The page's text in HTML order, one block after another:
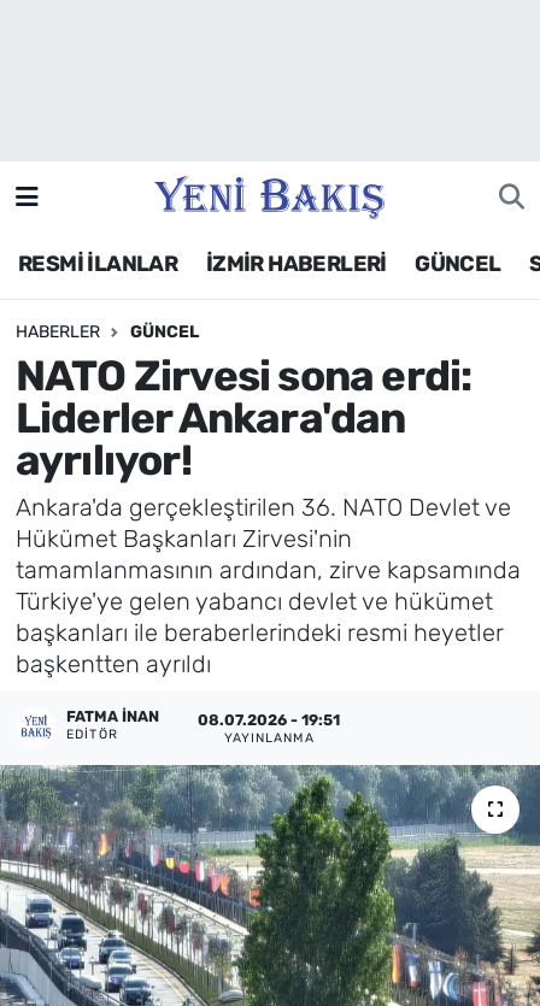
RESMİ İLANLAR İZMİR HABERLERİ GÜNCEL
HABERLER GÜNCEL
NATO Zirvesi sona erdi:
Liderler Ankara'dan
ayrılıyor!
Ankara'da gerçekleştirilen 36. NATO Devlet ve
Hükümet Başkanları Zirvesi'nin
tamamlanmasının ardından, zirve kapsamında
Türkiye'ye gelen yabancı devlet ve hükümet
başkanları ile beraberlerindeki resmi heyetler
başkentten ayrıldı
FATMA İNAN
EDITÖR
08.07.2026 - 19:51
YAYINLANMA
Siyaset
Asayiş / Polis-Adliye
Spor
Magazin
Foto Galeri
Künye
İletişim